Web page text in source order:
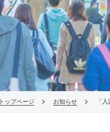
3分で分かる！大正大学
学びの特徴
仏教
仏教学専攻
キャンパス紹介
大正コネクト
入学検定料の
合否照会
過去の入試結果
トップページ お知らせ 「